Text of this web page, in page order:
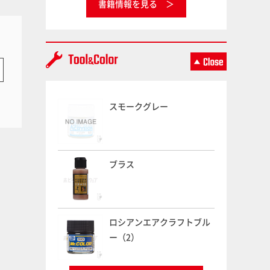
書籍情報を見る
スモークグレー
ブラス
ロシアンエアクラフトブル
ー（2）